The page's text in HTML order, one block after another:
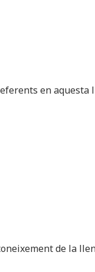
en aquesta
de la